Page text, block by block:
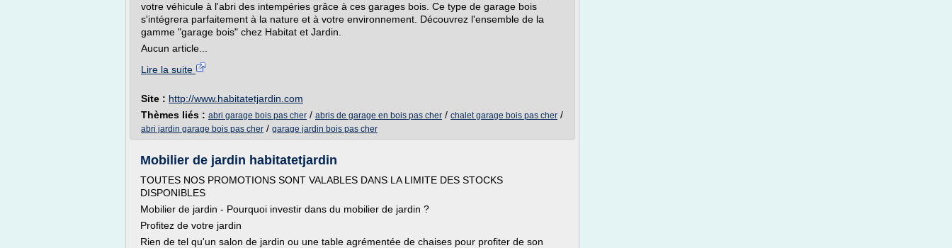
votre véhicule à l'abri des intempéries grâce à ces garages bois. Ce type de garage bois
s'intégrera parfaitement à la nature et à votre environnement. Découvrez l'ensemble de la
gamme "garage bois" chez Habitat et Jardin.
Aucun article...
Lire la suite
Site : http://www.habitatetjardin.com
Thèmes liés : abri garage bois pas cher / abris de garage en bois pas cher / chalet garage bois pas cher /
abri jardin garage bois pas cher / garage jardin bois pas cher
Mobilier de jardin habitatetjardin
TOUTES NOS PROMOTIONS SONT VALABLES DANS LA LIMITE DES STOCKS
DISPONIBLES
Mobilier de jardin - Pourquoi investir dans du mobilier de jardin ?
Profitez de votre jardin
Rien de tel qu'un salon de jardin ou une table agrémentée de chaises pour profiter de son